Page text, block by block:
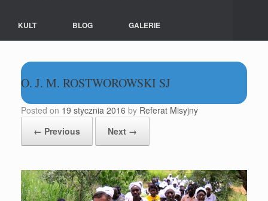
KULT BLOG GALERIE
O. J. M. ROSTWOROWSKI SJ
Posted on 19 stycznia 2016 by Referat Misyjny
← Previous
Next →